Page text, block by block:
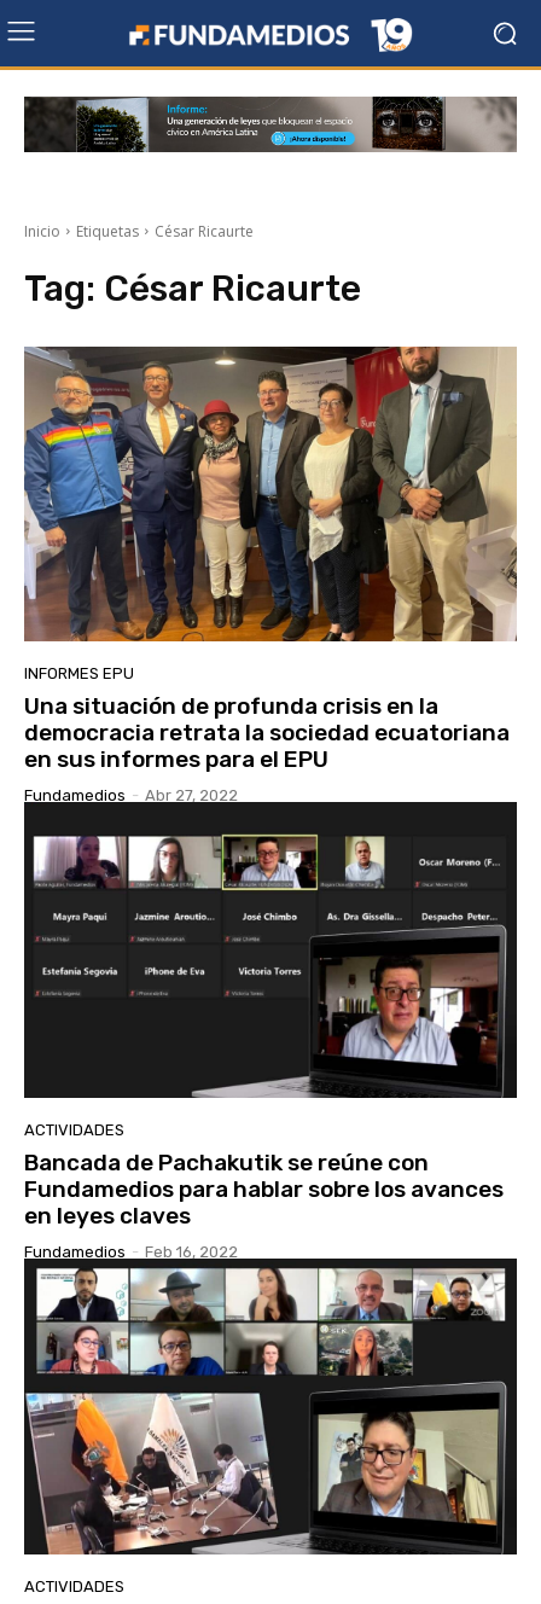
Inicio Etiquetas César Ricaurte
Tag: César Ricaurte
INFORMES EPU
Una situación de profunda crisis en la
democracia retrata la sociedad ecuatoriana
en sus informes para el EPU
Fundamedios - Abr 27, 2022
ACTIVIDADES
Bancada de Pachakutik se reúne con
Fundamedios para hablar sobre los avances
en leyes claves
Fundamedios - Feb 16, 2022
ACTIVIDADES